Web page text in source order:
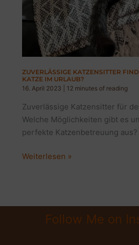
ZUVERLÄSSIGE KATZENSITTER
KATZE IM URLAUB?
16. April 2023
12 minutes of reading
Zuverlässige Katzensitter für
Welche Möglichkeiten gibt es
perfekte Katzenbetreuung aus?
Zuverlässige
mit
Weiterlesen »
Follow Me on